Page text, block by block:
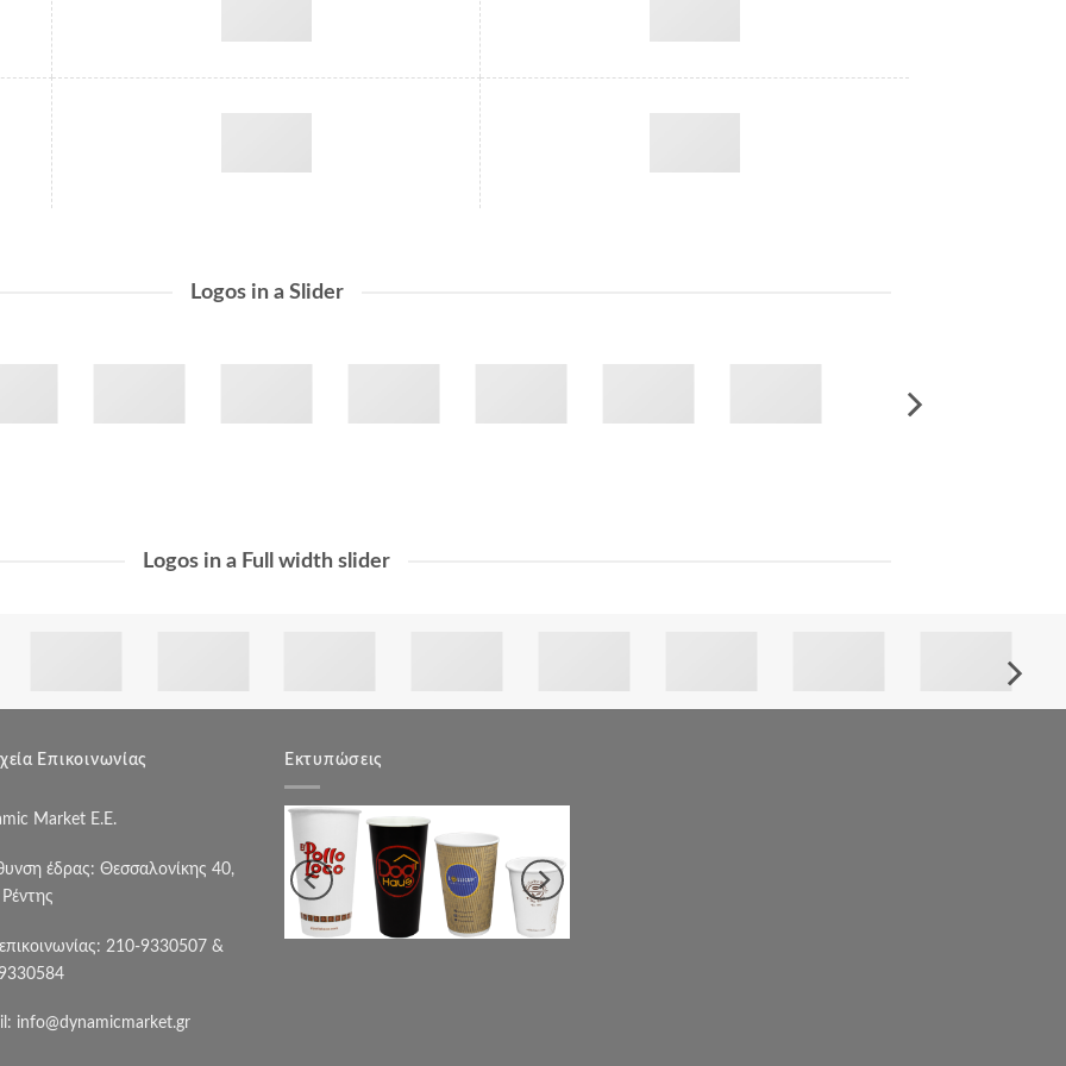
Logos in a Slider
Logos in a Full width slider
Επικοινωνίας
Market Ε.Ε.
έδρας: Θεσσαλονίκης 40,
Ρέντης
210-9330507 &
info@dynamicmarket.gr
Εκτυπώσεις